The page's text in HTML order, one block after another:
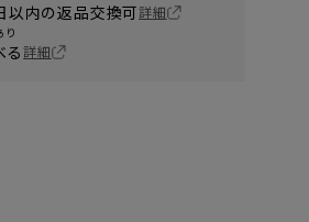
以内の返品交換可詳細
り
る詳細